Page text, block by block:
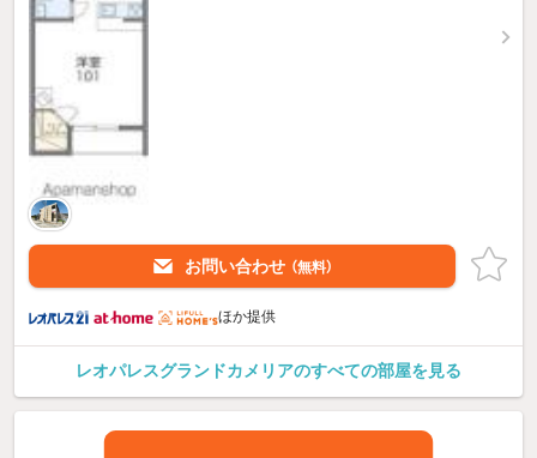
お問い合わせ （無料）
ほか提供
レオパレスグランドカメリアのすべての部屋を見る